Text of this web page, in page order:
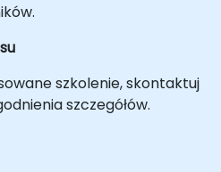
szkolenie, skontaktuj
szczegółów.